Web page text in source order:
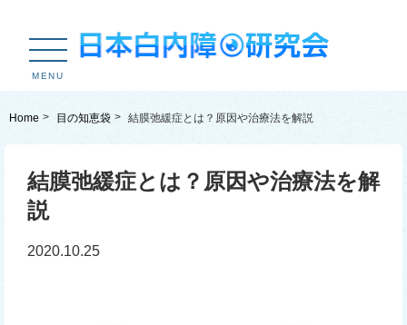
MENU
Home 目の知恵袋 結膜弛緩症とは？原因や治療法を解説
結膜弛緩症とは？原因や治療法を解
説
2020.10.25